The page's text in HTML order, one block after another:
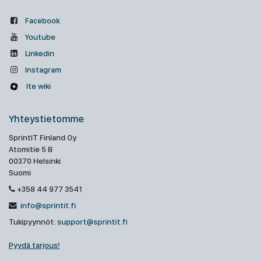
Facebook
Youtube
Linkedin
Instagram
Ite wiki
Yhteystietomme
SprintIT Finland Oy
Atomitie 5 B
00370 Helsinki
Suomi
+358 44 977 3541
info@sprintit.fi
Tukipyynnöt: support@sprintit.fi
Pyydä tarjous!